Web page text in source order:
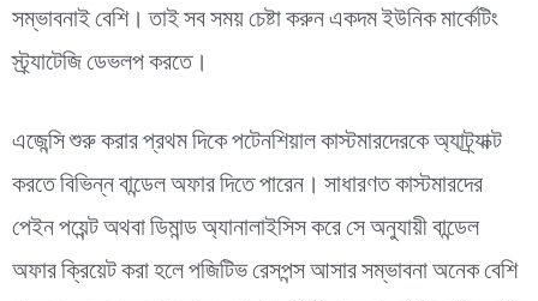
সম্ভাবনাই বেশি। তাই সব সময় চেষ্টা করুন একদম ইউনিক মার্কেটিং
স্ট্র্যাটেজি ডেভলপ করতে।
এজেন্সি শুরু করার প্রথম দিকে পটেনশিয়াল কাস্টমারদেরকে অ্যাট্র্যাক্ট
করতে বিভিন্ন বান্ডেল অফার দিতে পারেন। সাধারণত কাস্টমারদের
পেইন পয়েন্ট অথবা ডিমান্ড অ্যানালাইসিস করে সে অনুযায়ী বান্ডেল
অফার ক্রিয়েট করা হলে পজিটিভ রেসপন্স আসার সম্ভাবনা অনেক বেশি